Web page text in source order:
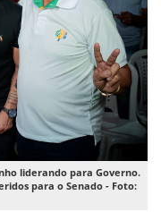
liderando para Governo.
para o Senado - Foto: